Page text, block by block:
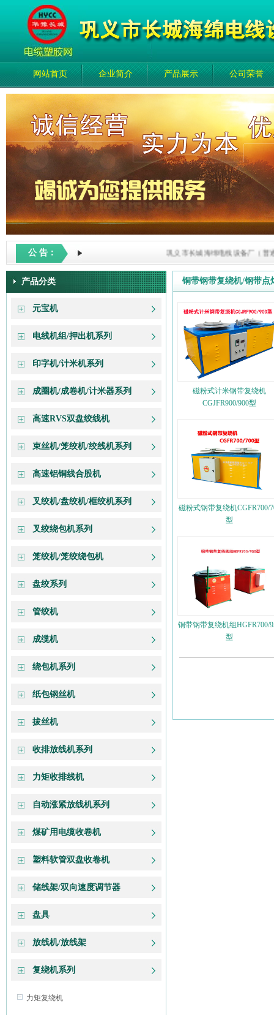
网站首页 企业简介 产品展示 公司荣誉
公 告： 巩义市长城海绵电线设备厂（普
产品分类
元宝机
电线机组/押出机系列
印字机/计米机系列
成圈机/成卷机/计米器系列
高速RVS双盘绞线机
束丝机/笼绞机/绞线机系列
高速铝铜线合股机
叉绞机/盘绞机/框绞机系列
叉绞绕包机系列
笼绞机/笼绞绕包机
盘绞系列
管绞机
成缆机
绕包机系列
纸包钢丝机
拔丝机
收排放线机系列
力矩收排线机
自动涨紧放线机系列
煤矿用电缆收卷机
塑料软管双盘收卷机
储线架/双向速度调节器
盘具
放线机/放线架
复绕机系列
力矩复绕机
铜带钢带复绕机/钢带点
磁粉式计米钢带复绕机
CGJFR900/900型
磁粉式钢带复绕机CGFR700/
型
铜带钢带复绕机组HGFR700/
型